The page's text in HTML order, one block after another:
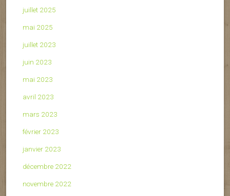
juillet 2025
mai 2025
juillet 2023
juin 2023
mai 2023
avril 2023
mars 2023
février 2023
janvier 2023
décembre 2022
novembre 2022